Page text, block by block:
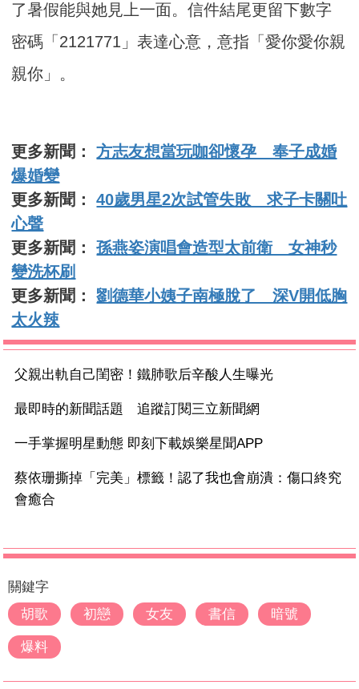
了暑假能與她見上一面。信件結尾更留下數字
密碼「2121771」表達心意，意指「愛你愛你親
親你」。
更多新聞：方志友想當玩咖卻懷孕 奉子成婚
爆婚變
更多新聞：40歲男星2次試管失敗 求子卡關吐
心聲
更多新聞：孫燕姿演唱會造型太前衛 女神秒
變洗杯刷
更多新聞：劉德華小姨子南極脫了 深V開低胸
太火辣
父親出軌自己閨密！鐵肺歌后辛酸人生曝光
最即時的新聞話題 追蹤訂閱三立新聞網
一手掌握明星動態 即刻下載娛樂星聞APP
蔡依珊撕掉「完美」標籤！認了我也會崩潰：傷口終究
會癒合
關鍵字
胡歌
初戀 女友 書信 暗號
爆料